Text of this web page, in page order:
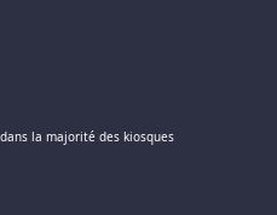
la majorité des kiosques